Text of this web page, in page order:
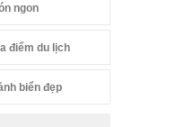
ngon
điểm du lịch
biển đẹp